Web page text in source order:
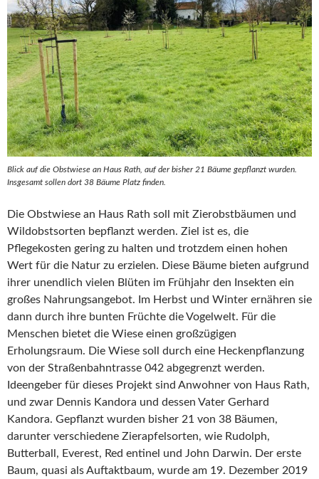
Blick auf die Obstwiese an Haus Rath, auf der bisher 21 Bäume gepflanzt wurden.
Insgesamt sollen dort 38 Bäume Platz finden.
Die Obstwiese an Haus Rath soll mit Zierobstbäumen und
Wildobstsorten bepflanzt werden. Ziel ist es, die
Pflegekosten gering zu halten und trotzdem einen hohen
Wert für die Natur zu erzielen. Diese Bäume bieten aufgrund
ihrer unendlich vielen Blüten im Frühjahr den Insekten ein
großes Nahrungsangebot. Im Herbst und Winter ernähren sie
dann durch ihre bunten Früchte die Vogelwelt. Für die
Menschen bietet die Wiese einen großzügigen
Erholungsraum. Die Wiese soll durch eine Heckenpflanzung
von der Straßenbahntrasse 042 abgegrenzt werden.
Ideengeber für dieses Projekt sind Anwohner von Haus Rath,
und zwar Dennis Kandora und dessen Vater Gerhard
Kandora. Gepflanzt wurden bisher 21 von 38 Bäumen,
darunter verschiedene Zierapfelsorten, wie Rudolph,
Butterball, Everest, Red entinel und John Darwin. Der erste
Baum, quasi als Auftaktbaum, wurde am 19. Dezember 2019